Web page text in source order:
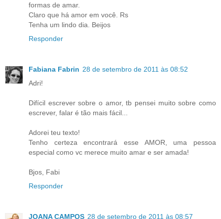
formas de amar.
Claro que há amor em você. Rs
Tenha um lindo dia. Beijos
Responder
Fabiana Fabrin 28 de setembro de 2011 às 08:52
Adri!
Difícil escrever sobre o amor, tb pensei muito sobre como
escrever, falar é tão mais fácil...
Adorei teu texto!
Tenho certeza encontrará esse AMOR, uma pessoa
especial como vc merece muito amar e ser amada!
Bjos, Fabi
Responder
JOANA CAMPOS 28 de setembro de 2011 às 08:57